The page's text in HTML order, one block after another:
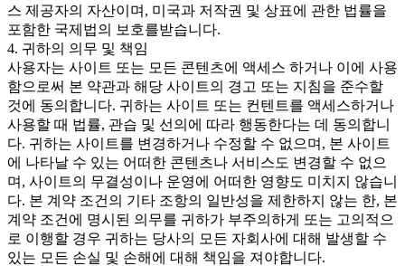
스 제공자의 자산이며, 미국과 저작권 및 상표에 관한 법률을
포함한 국제법의 보호를받습니다.
4. 귀하의 의무 및 책임
사용자는 사이트 또는 모든 콘텐츠에 액세스 하거나 이에 사용
함으로써 본 약관과 해당 사이트의 경고 또는 지침을 준수할
것에 동의합니다. 귀하는 사이트 또는 컨텐트를 액세스하거나
사용할 때 법률, 관습 및 선의에 따라 행동한다는 데 동의합니
다. 귀하는 사이트를 변경하거나 수정할 수 없으며, 본 사이트
에 나타날 수 있는 어떠한 콘텐츠나 서비스도 변경할 수 없으
며, 사이트의 무결성이나 운영에 어떠한 영향도 미치지 않습니
다. 본 계약 조건의 기타 조항의 일반성을 제한하지 않는 한, 본
계약 조건에 명시된 의무를 귀하가 부주의하게 또는 고의적으
로 이행할 경우 귀하는 당사의 모든 자회사에 대해 발생할 수
있는 모든 손실 및 손해에 대해 책임을 져야합니다.